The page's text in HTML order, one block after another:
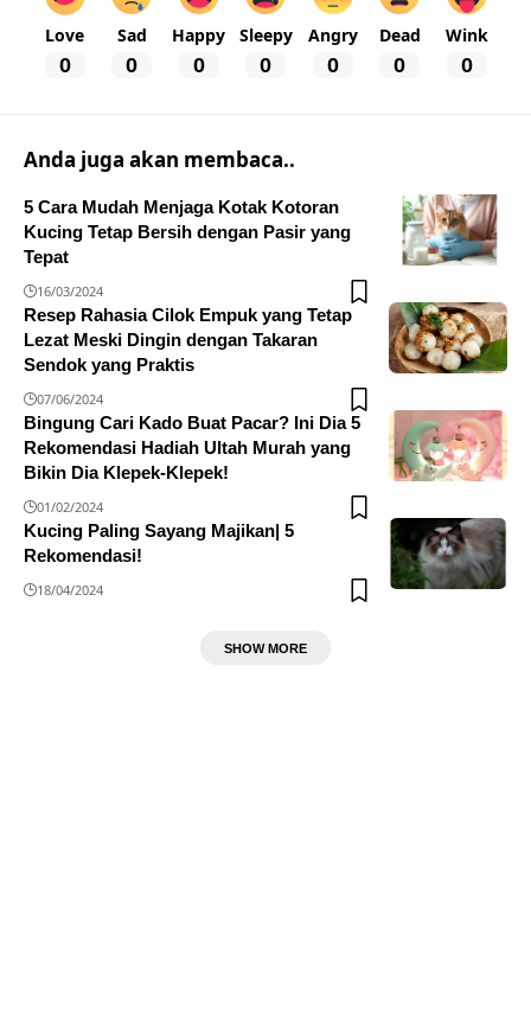
Love
0
Sad
0
Happy
0
Sleepy
0
Angry
0
Dead
0
Wink
0
Anda juga akan membaca..
5 Cara Mudah Menjaga Kotak Kotoran
Kucing Tetap Bersih dengan Pasir yang
Tepat
16/03/2024
Resep Rahasia Cilok Empuk yang Tetap
Lezat Meski Dingin dengan Takaran
Sendok yang Praktis
07/06/2024
Bingung Cari Kado Buat Pacar? Ini Dia 5
Rekomendasi Hadiah Ultah Murah yang
Bikin Dia Klepek-Klepek!
01/02/2024
Kucing Paling Sayang Majikan| 5
Rekomendasi!
18/04/2024
SHOW MORE